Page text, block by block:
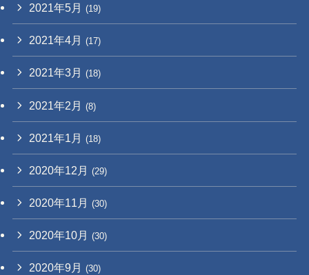
2021年5月 (19)
2021年4月 (17)
2021年3月 (18)
2021年2月 (8)
2021年1月 (18)
2020年12月 (29)
2020年11月 (30)
2020年10月 (30)
2020年9月 (30)